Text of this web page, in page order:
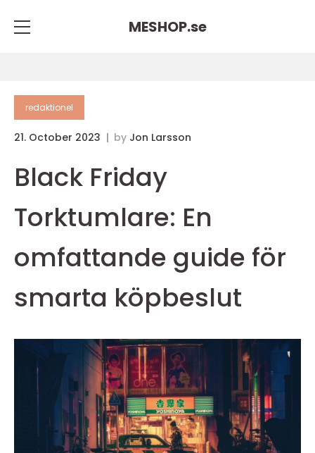
MESHOP.se
redaktionel
21. October 2023 by Jon Larsson
Black Friday
Torktumlare: En
omfattande guide för
smarta köpbeslut